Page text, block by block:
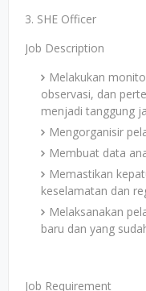
3. SHE Officer
Job Description
Melakukan
observasi, dan
menjadi tanggung
Mengorganisir
Membuat data
Memastikan
keselamatan dan
Melaksanakan
baru dan yang
Job Requirement